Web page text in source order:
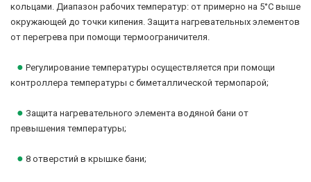
кольцами. Диапазон рабочих температур: от примерно на 5°С выше
окружающей до точки кипения. Защита нагревательных элементов
от перегрева при помощи термоограничителя.
● Регулирование температуры осуществляется при помощи
контроллера температуры с биметаллической термопарой;
● Защита нагревательного элемента водяной бани от
превышения температуры;
● 8 отверстий в крышке бани;